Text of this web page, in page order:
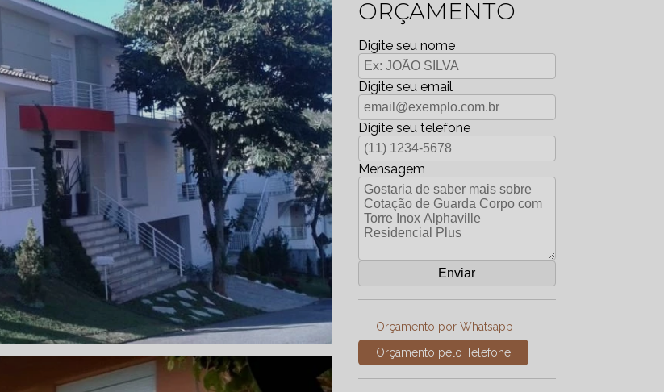
ORÇAMENTO
Digite seu nome
Digite seu email
Digite seu telefone
Mensagem
Orçamento por Whatsapp
Orçamento pelo Telefone